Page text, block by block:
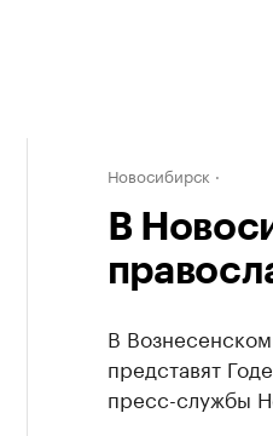
Новосибирск
В
В
представят
пресс-службы